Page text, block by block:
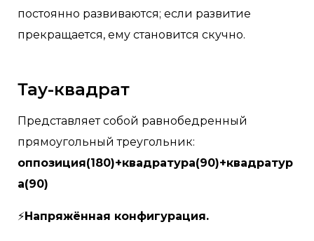
постоянно развиваются; если развитие
прекращается, ему становится скучно.
Тау-квадрат
Представляет собой равнобедренный
прямоугольный треугольник:
оппозиция(180)+квадратура(90)+квадратур
а(90)
⚡Напряжённая конфигурация.